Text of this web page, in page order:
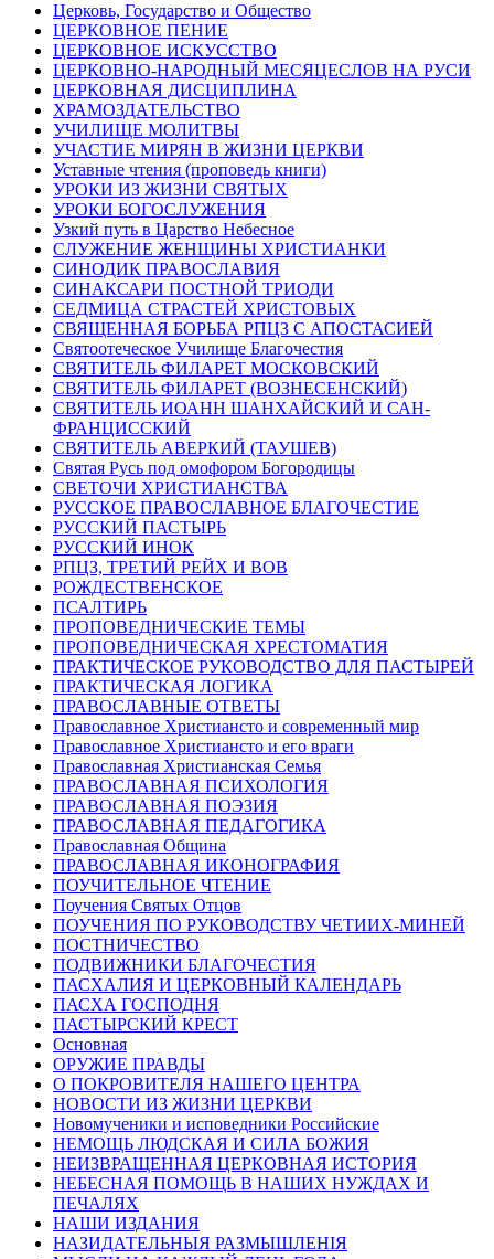
Церковь, Государство и Общество
ЦЕРКОВНОЕ ПЕНИЕ
ЦЕРКОВНОЕ ИСКУССТВО
ЦЕРКОВНО-НАРОДНЫЙ МЕСЯЦЕСЛОВ НА РУСИ
ЦЕРКОВНАЯ ДИСЦИПЛИНА
ХРАМОЗДАТЕЛЬСТВО
УЧИЛИЩЕ МОЛИТВЫ
УЧАСТИЕ МИРЯН В ЖИЗНИ ЦЕРКВИ
Уставные чтения (проповедь книги)
УРОКИ ИЗ ЖИЗНИ СВЯТЫХ
УРОКИ БОГОСЛУЖЕНИЯ
Узкий путь в Царство Небесное
СЛУЖЕНИЕ ЖЕНЩИНЫ ХРИСТИАНКИ
СИНОДИК ПРАВОСЛАВИЯ
СИНАКСАРИ ПОСТНОЙ ТРИОДИ
СЕДМИЦА СТРАСТЕЙ ХРИСТОВЫХ
СВЯЩЕННАЯ БОРЬБА РПЦЗ С АПОСТАСИЕЙ
Святоотеческое Училище Благочестия
СВЯТИТЕЛЬ ФИЛАРЕТ МОСКОВСКИЙ
СВЯТИТЕЛЬ ФИЛАРЕТ (ВОЗНЕСЕНСКИЙ)
СВЯТИТЕЛЬ ИОАНН ШАНХАЙСКИЙ И САН-
ФРАНЦИССКИЙ
СВЯТИТЕЛЬ АВЕРКИЙ (ТАУШЕВ)
Святая Русь под омофором Богородицы
СВЕТОЧИ ХРИСТИАНСТВА
РУССКОЕ ПРАВОСЛАВНОЕ БЛАГОЧЕСТИЕ
РУССКИЙ ПАСТЫРЬ
РУССКИЙ ИНОК
РПЦЗ, ТРЕТИЙ РЕЙХ И ВОВ
РОЖДЕСТВЕНСКОЕ
ПСАЛТИРЬ
ПРОПОВЕДНИЧЕСКИЕ ТЕМЫ
ПРОПОВЕДНИЧЕСКАЯ ХРЕСТОМАТИЯ
ПРАКТИЧЕСКОЕ РУКОВОДСТВО ДЛЯ ПАСТЫРЕЙ
ПРАКТИЧЕСКАЯ ЛОГИКА
ПРАВОСЛАВНЫЕ ОТВЕТЫ
Православное Христиансто и современный мир
Православное Христиансто и его враги
Православная Христианская Семья
ПРАВОСЛАВНАЯ ПСИХОЛОГИЯ
ПРАВОСЛАВНАЯ ПОЭЗИЯ
ПРАВОСЛАВНАЯ ПЕДАГОГИКА
Православная Община
ПРАВОСЛАВНАЯ ИКОНОГРАФИЯ
ПОУЧИТЕЛЬНОЕ ЧТЕНИЕ
Поучения Святых Отцов
ПОУЧЕНИЯ ПО РУКОВОДСТВУ ЧЕТИИХ-МИНЕЙ
ПОСТНИЧЕСТВО
ПОДВИЖНИКИ БЛАГОЧЕСТИЯ
ПАСХАЛИЯ И ЦЕРКОВНЫЙ КАЛЕНДАРЬ
ПАСХА ГОСПОДНЯ
ПАСТЫРСКИЙ КРЕСТ
Основная
ОРУЖИЕ ПРАВДЫ
О ПОКРОВИТЕЛЯ НАШЕГО ЦЕНТРА
НОВОСТИ ИЗ ЖИЗНИ ЦЕРКВИ
Новомученики и исповедники Российские
НЕМОЩЬ ЛЮДСКАЯ И СИЛА БОЖИЯ
НЕИЗВРАЩЕННАЯ ЦЕРКОВНАЯ ИСТОРИЯ
НЕБЕСНАЯ ПОМОЩЬ В НАШИХ НУЖДАХ И
ПЕЧАЛЯХ
НАШИ ИЗДАНИЯ
НАЗИДАТЕЛЬНЫЯ РАЗМЫШЛЕНІЯ